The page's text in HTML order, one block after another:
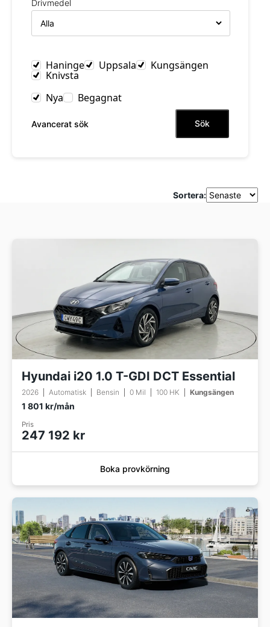
Drivmedel
Haninge Uppsala Kungsängen
Knivsta
Nya
Begagnat
Avancerat sök Sök
Sortera:
Hyundai i20 1.0 T-GDI DCT Essential
2026 Automatisk Bensin 0 Mil 100 HK Kungsängen
1 801 kr/mån
Pris
247 192 kr
Boka provkörning